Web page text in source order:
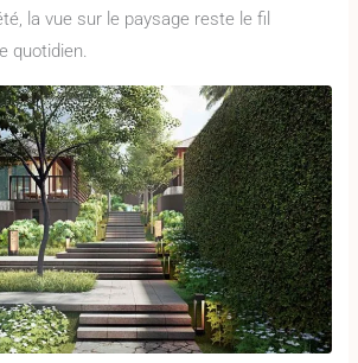
la vue sur le paysage reste le fil
quotidien.